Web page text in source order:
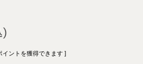
イントを獲得できます ]